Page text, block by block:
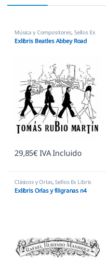
Música y Compositores, Sellos Ex
Libris
Exlibris Beatles Abbey Road
29,85€IVA Incluido
Clásicos y Orlas,Sellos Ex Libris
Exlibris Orlas y filigranas n4